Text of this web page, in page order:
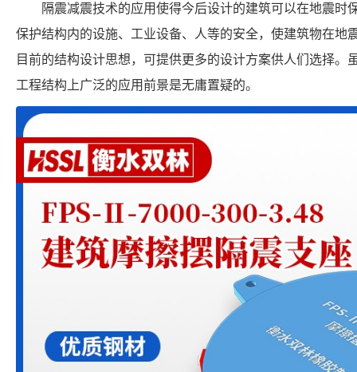
隔震减震技术的应用使得今后设计的建筑可以在地震时
保护结构内的设施、工业设备、人等的安全，使建筑物在地
目前的结构设计思想，可提供更多的设计方案供人们选择。
工程结构上广泛的应用前景是无庸置疑的。